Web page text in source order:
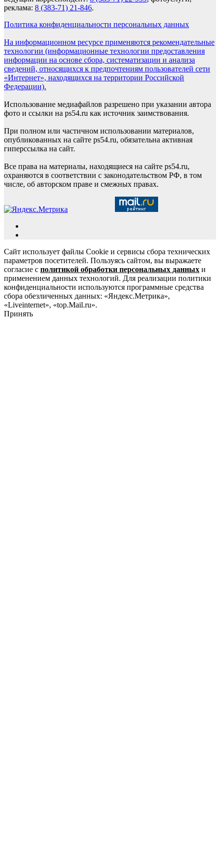
реклама: 8 (383-71) 21-846.
Политика конфиденциальности персональных данных
На информационном ресурсе применяются рекомендательные
технологии (информационные технологии предоставления
информации на основе сбора, систематизации и анализа
сведений, относящихся к предпочтениям пользователей сети
«Интернет», находящихся на территории Российской
Федерации).
Использование медиафайлов разрешено при указании автора
фото и ссылки на ps54.ru как источник заимствования.
При полном или частичном использовании материалов,
опубликованных на сайте ps54.ru, обязательна активная
гиперссылка на сайт.
Все права на материалы, находящиеся на сайте ps54.ru,
охраняются в соответствии с законодательством РФ, в том
числе, об авторском праве и смежных правах.
Сайт использует файлы Cookie и сервисы сбора технических
параметров посетителей. Пользуясь сайтом, вы выражаете
согласие с политикой обработки персональных данных и
применением данных технологий. Для реализации политики
конфиденциальности используются программные средства
сбора обезличенных данных: «Яндекс.Метрика»,
«Liveinternet», «top.Mail.ru».
Принять